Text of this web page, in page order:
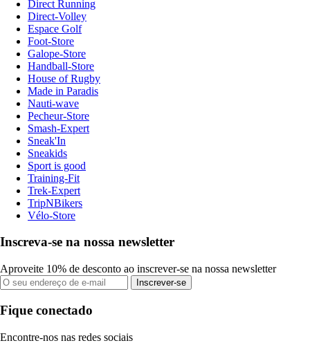
Direct Running
Direct-Volley
Espace Golf
Foot-Store
Galope-Store
Handball-Store
House of Rugby
Made in Paradis
Nauti-wave
Pecheur-Store
Smash-Expert
Sneak'In
Sneakids
Sport is good
Training-Fit
Trek-Expert
TripNBikers
Vélo-Store
Inscreva-se na nossa newsletter
Aproveite 10% de desconto ao inscrever-se na nossa newsletter
Inscrever-se
Fique conectado
Encontre-nos nas redes sociais